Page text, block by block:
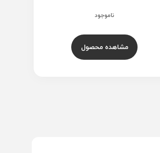
ناموجود
مشاهده محصول